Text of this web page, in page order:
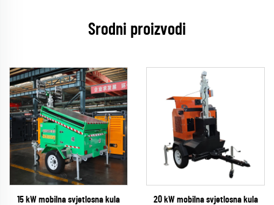
Srodni proizvodi
15 kW mobilna svjetlosna kula 20 kW mobilna svjetlosna kula